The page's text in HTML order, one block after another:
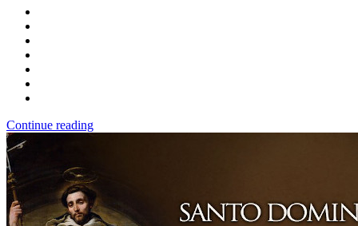
Continue reading